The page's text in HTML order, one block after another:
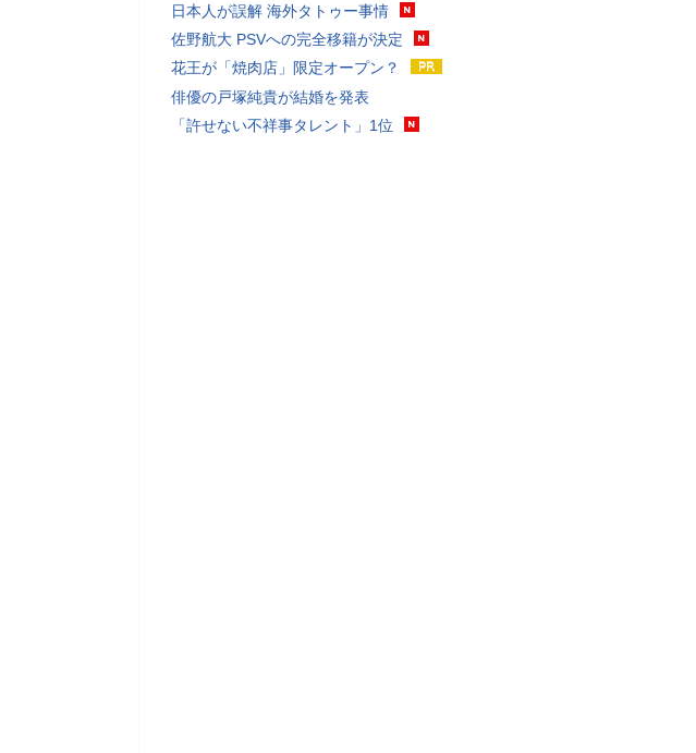
日本人が誤解 海外タトゥー事情
佐野航大 PSVへの完全移籍が決定
花王が「焼肉店」限定オープン？
俳優の戸塚純貴が結婚を発表
「許せない不祥事タレント」1位